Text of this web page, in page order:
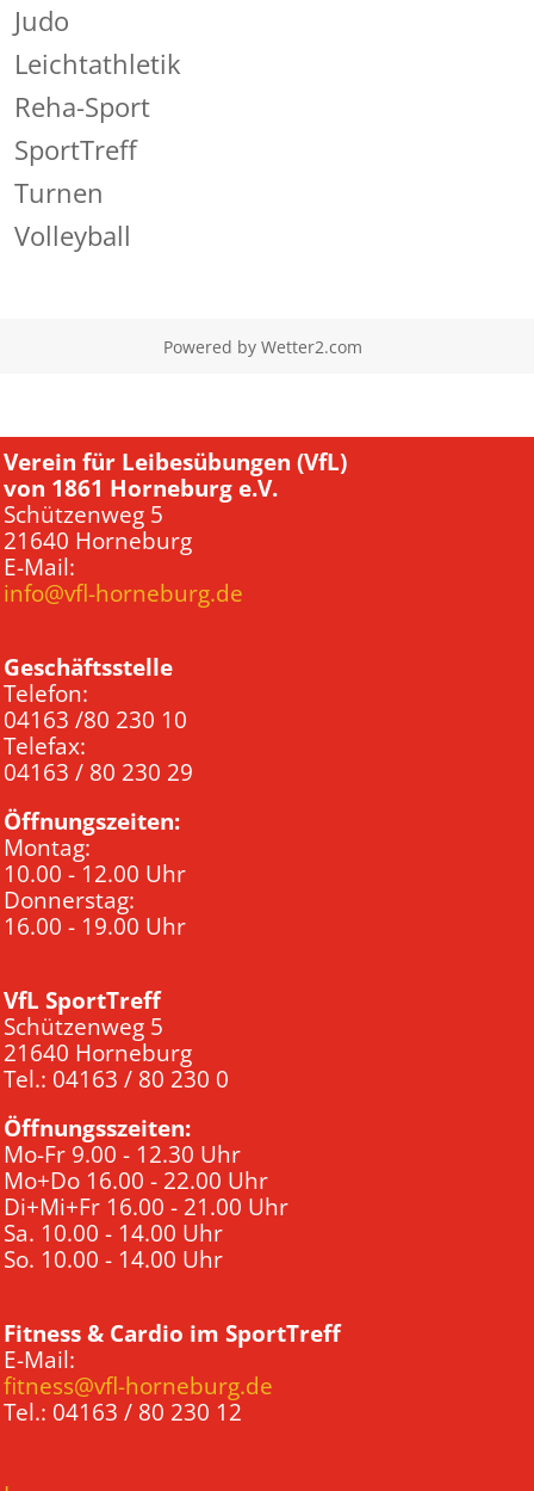
Judo
Leichtathletik
Reha-Sport
SportTreff
Turnen
Volleyball
Powered by Wetter2.com
Verein für Leibesübungen (VfL)
von 1861 Horneburg e.V.
Schützenweg 5
21640 Horneburg
E-Mail:
info@vfl-horneburg.de
Geschäftsstelle
Telefon:
04163 /80 230 10
Telefax:
04163 / 80 230 29
Öffnungszeiten:
Montag:
10.00 - 12.00 Uhr
Donnerstag:
16.00 - 19.00 Uhr
VfL SportTreff
Schützenweg 5
21640 Horneburg
Tel.: 04163 / 80 230 0
Öffnungsszeiten:
Mo-Fr 9.00 - 12.30 Uhr
Mo+Do 16.00 - 22.00 Uhr
Di+Mi+Fr 16.00 - 21.00 Uhr
Sa. 10.00 - 14.00 Uhr
So. 10.00 - 14.00 Uhr
Fitness & Cardio im SportTreff
E-Mail:
fitness@vfl-horneburg.de
Tel.: 04163 / 80 230 12